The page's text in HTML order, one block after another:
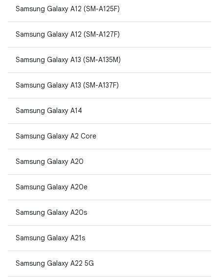
Samsung Galaxy A12 (SM-A125F)
Samsung Galaxy A12 (SM-A127F)
Samsung Galaxy A13 (SM-A135M)
Samsung Galaxy A13 (SM-A137F)
Samsung Galaxy A14
Samsung Galaxy A2 Core
Samsung Galaxy A20
Samsung Galaxy A20e
Samsung Galaxy A20s
Samsung Galaxy A21s
Samsung Galaxy A22 5G